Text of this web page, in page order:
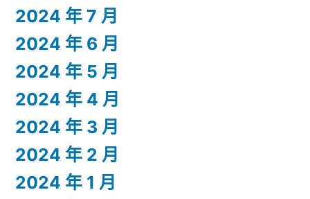
2024 年 7 月
2024 年 6 月
2024 年 5 月
2024 年 4 月
2024 年 3 月
2024 年 2 月
2024 年 1 月